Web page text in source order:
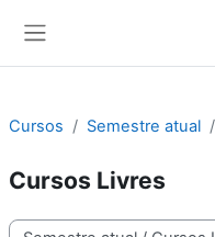
Cursos Semestre atual
Cursos Livres